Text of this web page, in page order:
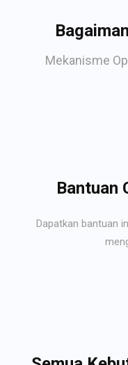
Mekanisme
Bantuan
Dapatkan bantuan